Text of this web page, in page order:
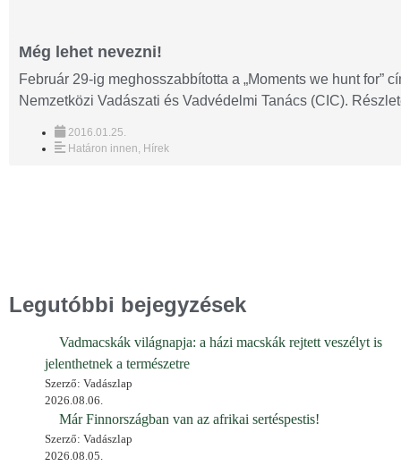
Még lehet nevezni!
Február 29-ig meghosszabbította a „Moments we hunt for”
Nemzetközi Vadászati és Vadvédelmi Tanács (CIC).
2016.01.25.
Határon innen, Hírek
Legutóbbi bejegyzések
Vadmacskák világnapja: a házi macskák rejtett veszélyt is
jelenthetnek a természetre
Szerző: Vadászlap
2026.08.06.
Már Finnországban van az afrikai sertéspestis!
Szerző: Vadászlap
2026.08.05.